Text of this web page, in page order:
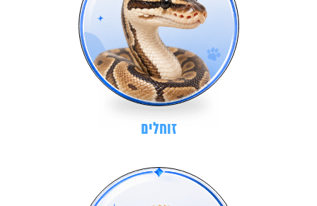
זוחלים